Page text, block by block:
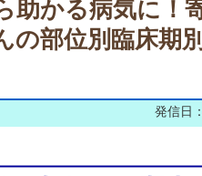
助かる病気に！
の部位別臨床期
発信日